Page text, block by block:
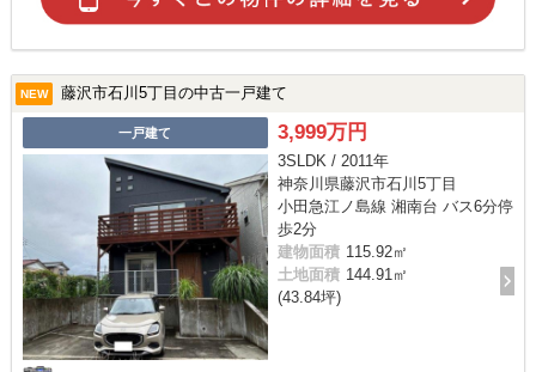
NEW 藤沢市石川5丁目の中古一戸建て
一戸建て 3,999万円
3SLDK / 2011年
神奈川県藤沢市石川5丁目
小田急江ノ島線 湘南台 バス6分停
歩2分
建物面積 115.92㎡
土地面積 144.91㎡
(43.84坪)